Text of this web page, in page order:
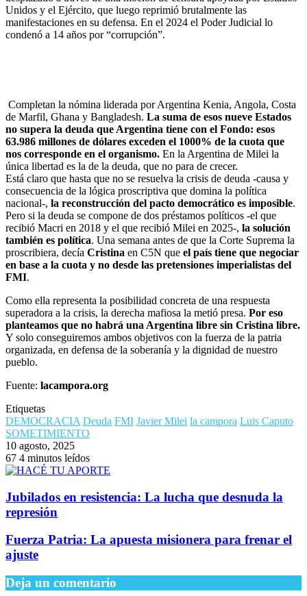
Unidos y el Ejército, que luego reprimió brutalmente las
manifestaciones en su defensa. En el 2024 el Poder Judicial lo
condenó a 14 años por “corrupción”.
Completan la nómina liderada por Argentina Kenia, Angola, Costa
de Marfil, Ghana y Bangladesh. La suma de esos nueve Estados
no supera la deuda que Argentina tiene con el Fondo: esos
63.986 millones de dólares exceden el 1000% de la cuota que
nos corresponde en el organismo. En la Argentina de Milei la
única libertad es la de la deuda, que no para de crecer.
Está claro que hasta que no se resuelva la crisis de deuda -causa y
consecuencia de la lógica proscriptiva que domina la política
nacional-, la reconstrucción del pacto democrático es imposible.
Pero si la deuda se compone de dos préstamos políticos -el que
recibió Macri en 2018 y el que recibió Milei en 2025-, la solución
también es política. Una semana antes de que la Corte Suprema la
proscribiera, decía Cristina en C5N que el país tiene que negociar
en base a la cuota y no desde las pretensiones imperialistas del
FMI.
Como ella representa la posibilidad concreta de una respuesta
superadora a la crisis, la derecha mafiosa la metió presa. Por eso
planteamos que no habrá una Argentina libre sin Cristina libre.
Y solo conseguiremos ambos objetivos con la fuerza de la patria
organizada, en defensa de la soberanía y la dignidad de nuestro
pueblo.
Fuente: lacampora.org
Etiquetas
DEMOCRACIA Deuda FMI Javier Milei la campora Luis Caputo
SOMETIMIENTO
10 agosto, 2025
67 4 minutos leídos
Jubilados en resistencia: La lucha que desnuda la
represión
Fuerza Patria: La apuesta misionera para frenar el
ajuste
Deja un comentario